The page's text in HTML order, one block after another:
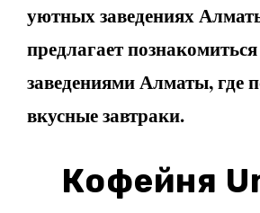
уютных заведениях
предлагает
заведениями Алматы, где
вкусные завтраки.
Кофейня